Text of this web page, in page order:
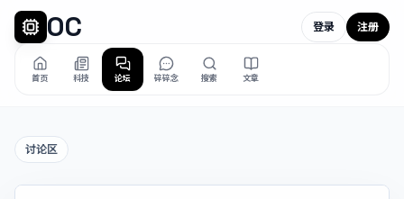
OC
首页 科技 论坛 碎碎念 搜索 文章
登录 注册
讨论区